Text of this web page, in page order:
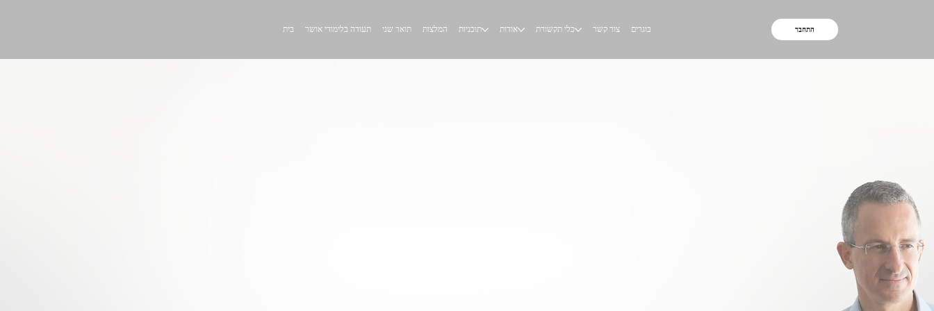
בית תעודה בלימודי אושר תואר שני המלצות תוכניות אודות כלי תקשורת צור קשר בוגרים התחבר